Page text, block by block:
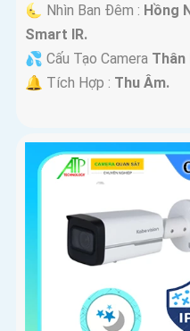
🌜 Nhìn Ban Đêm : Hồng
Smart IR.
💦 Cấu Tạo Camera Thân
️🔔 Tích Hợp : Thu Âm.